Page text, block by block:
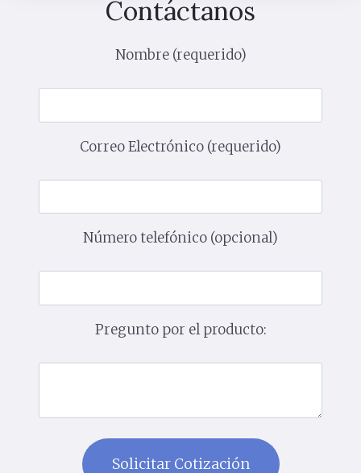
Contáctanos
Nombre (requerido)
Correo Electrónico (requerido)
Número telefónico (opcional)
Pregunto por el producto: